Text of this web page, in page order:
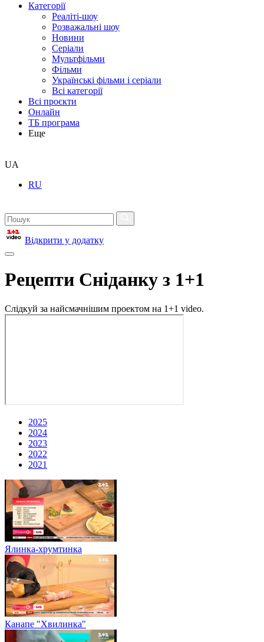
Категорії
Реаліті-шоу
Розважальні шоу
Новини
Серіали
Мультфільми
Фільми
Українські фільми і серіали
Всі категорії
Всі проєкти
Онлайн
ТБ програма
Еще
UA
RU
Відкрити у додатку
Рецепти Сніданку з 1+1
Слідкуй за найсмачнішим проектом на 1+1 video.
2025
2024
2023
2022
2021
Ялинка-хрумтинка
Канапе "Хвилинка"